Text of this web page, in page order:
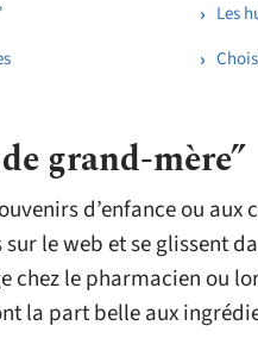
Les
grand-mère”
d’enfance ou
le web et se glissent
chez le pharmacien ou
la part belle aux